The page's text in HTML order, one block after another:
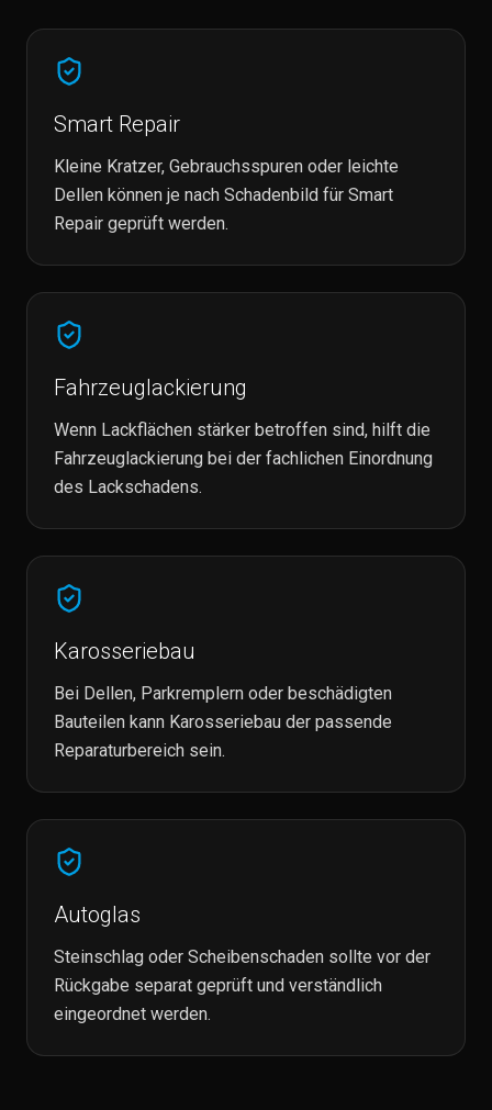
Smart Repair
Kleine Kratzer, Gebrauchsspuren oder leichte
Dellen können je nach Schadenbild für Smart
Repair geprüft werden.
Fahrzeuglackierung
Wenn Lackflächen stärker betroffen sind, hilft die
Fahrzeuglackierung bei der fachlichen Einordnung
des Lackschadens.
Karosseriebau
Bei Dellen, Parkremplern oder beschädigten
Bauteilen kann Karosseriebau der passende
Reparaturbereich sein.
Autoglas
Steinschlag oder Scheibenschaden sollte vor der
Rückgabe separat geprüft und verständlich
eingeordnet werden.